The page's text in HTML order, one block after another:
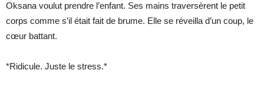
Oksana voulut prendre l’enfant. Ses mains traversèrent le petit
corps comme s’il était fait de brume. Elle se réveilla d’un coup, le
cœur battant.
*Ridicule. Juste le stress.*